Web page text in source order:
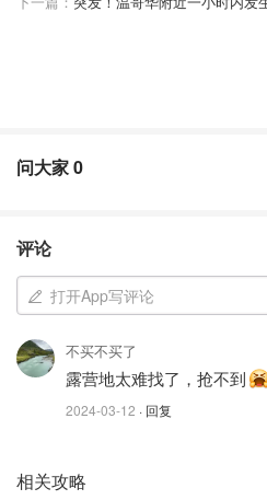
刮铲/木勺/滤网/钳子：根据您
锅/煎锅：如果您计划用火烹饪
锅。
防热手套：将锅从炉子或火上
以给手舒适的感觉、免受烫伤。
锅夹：一些露营用的锅没有手
可生物降解的洗洁精：请确保您
问大家0
评论
打开App写评论
不买不买了
露营地太难找了，抢不到
2024-03-12 · 回复
相关攻略